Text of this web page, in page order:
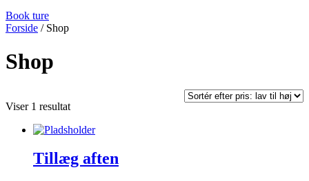
Book ture
Forside / Shop
Shop
Viser 1 resultat
Tillæg aften